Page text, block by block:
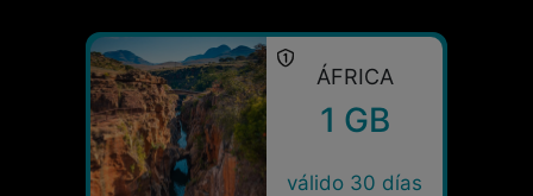
ÁFRICA
1 GB
válido 30 días